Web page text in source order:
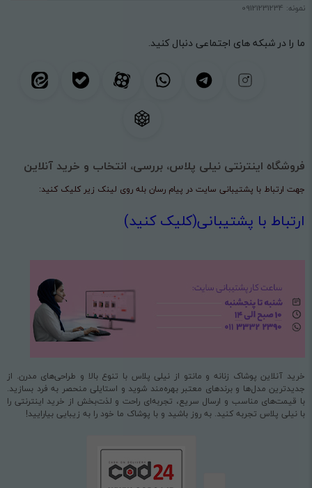
نمونه: 09121231234
ما را در شبکه های اجتماعی دنبال کنید.
فروشگاه اینترنتی نیلی پلاس، بررسی، انتخاب و خرید آنلاین
جهت ارتباط با پشتیبانی سایت در پیام رسان بله روی لینک زیر کلیک کنید:
ارتباط با پشتیبانی(کلیک کنید)
خرید آنلاین پوشاک زنانه و مانتو از نیلی پلاس با تنوع بالا و طراحی‌های مدرن. از
جدیدترین مدل‌ها و برندهای معتبر بهره‌مند شوید و استایلی منحصر به فرد بسازید.
با قیمت‌های مناسب و ارسال سریع، تجربه‌ای راحت و لذت‌بخش از خرید اینترنتی را
با نیلی پلاس تجربه کنید. به روز باشید و با پوشاک ما خود را به زیبایی بیارایید!